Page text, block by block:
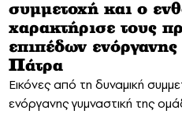
συμμετοχή και ο
χαρακτήρισε τους
επιπέδων
Πάτρα
Εικόνες από τη δυναμική
ενόργανης γυμναστική της